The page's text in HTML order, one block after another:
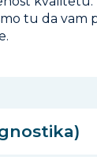
tu da vam